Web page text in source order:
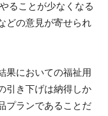
ることが少なくなる
どの意見が寄せられ
果においての福祉用
引き下げは納得しか
プランであることだ